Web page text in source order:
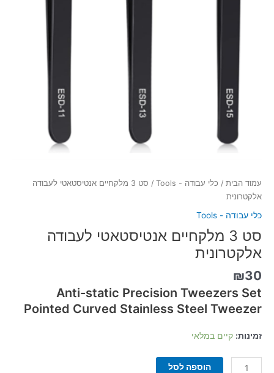
עמוד הבית / כלי עבודה - Tools
/ סט 3 מלקחיים אנטיסטאטי לעבודה
אלקטרונית
כלי עבודה - Tools
סט 3 מלקחיים אנטיסטאטי לעבודה
אלקטרונית
₪30
Anti-static Precision Tweezers Set
Pointed Curved Stainless Steel Tweezer
זמינות: קיים במלאי
הוספה לסל